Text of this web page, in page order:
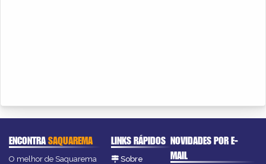
ENCONTRASAQUAREMA
O melhor de Saquarema
LINKS RÁPIDOS
Sobre
NOVIDADES POR E-
MAIL